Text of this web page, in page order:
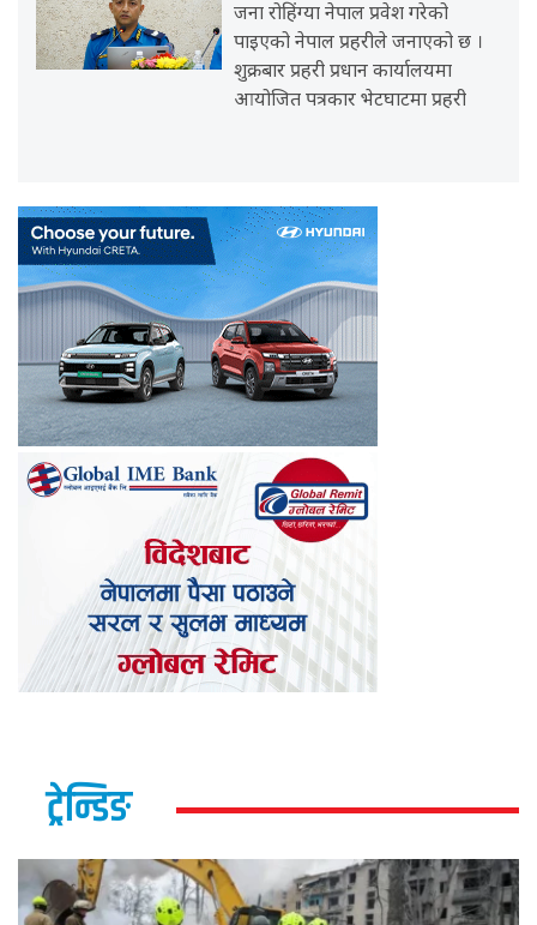
जना रोहिंग्या नेपाल प्रवेश गरेको
पाइएको नेपाल प्रहरीले जनाएको छ ।
शुक्रबार प्रहरी प्रधान कार्यालयमा
आयोजित पत्रकार भेटघाटमा प्रहरी
ट्रेन्डिङ